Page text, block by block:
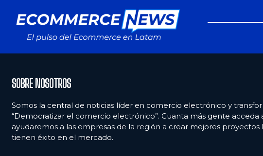
SOBRE NOSOTROS
Somos la central de noticias líder en comercio electrónico y
“Democratizar el comercio electrónico”. Cuanta más gente
ayudaremos a las empresas de la región a crear mejores
tienen éxito en el mercado.